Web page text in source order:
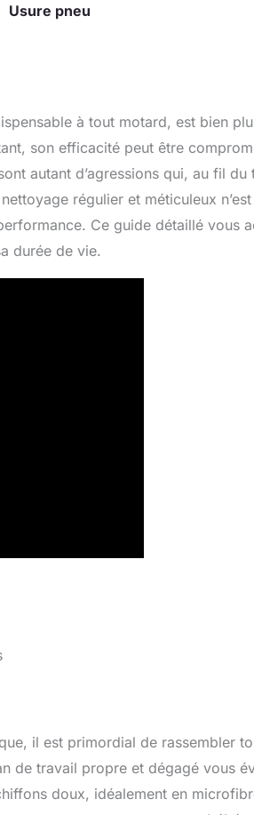
Usure pneu
à tout motard, est bien
son efficacité peut être
autant d’agressions qui, au fil
régulier et méticuleux
Ce guide détaillé vous
durée de vie.
il est primordial de rassembler
de travail propre et dégagé vous
doux, idéalement en